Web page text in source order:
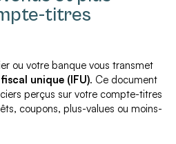
titres
ou votre banque vous transmet
unique (IFU). Ce document
perçus sur votre compte-titres
coupons, plus-values ou moins-